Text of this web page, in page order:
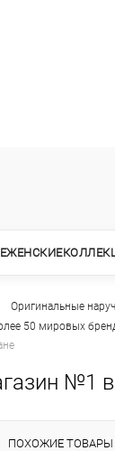
ЖЕНСКИЕ
Оригинальные
50 мировых
№1
ПОХОЖИЕ ТОВАРЫ